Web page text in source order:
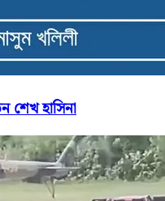
শেখ হাসিনা